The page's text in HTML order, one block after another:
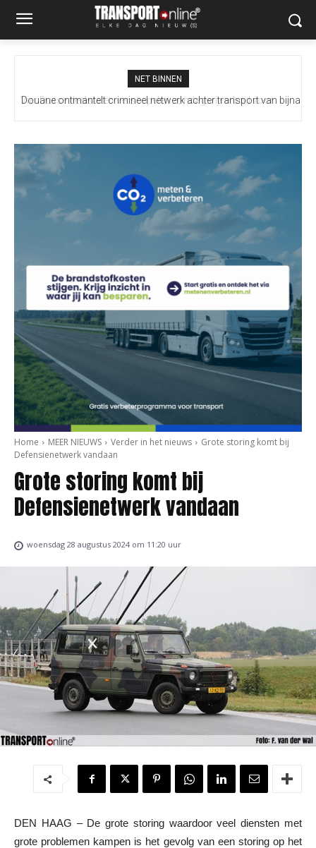
NET BINNEN
Douane ontmantelt crimineel netwerk achter transport van bijna
Home MEER NIEUWS Verder in het nieuws
Grote storing komt bij
Defensienetwerk vandaan
Grote storing komt bij
Defensienetwerk vandaan
woensdag 28 augustus 2024 om 11:20 uur
DEN HAAG – De grote storing waardoor veel diensten met
grote problemen kampen is het gevolg van een storing op het